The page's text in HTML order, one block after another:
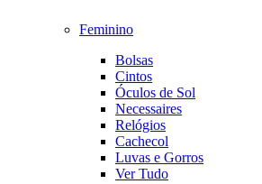
Feminino
Bolsas
Cintos
Óculos de Sol
Necessaires
Relógios
Cachecol
Luvas e Gorros
Ver Tudo